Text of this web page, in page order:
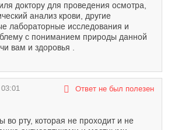
доктору для проведения осмотра,
анализ крови, другие
лабораторные исследования и
с пониманием природы данной
вам и здоровья .
Ответ не был полезен
во рту, которая не проходит и не